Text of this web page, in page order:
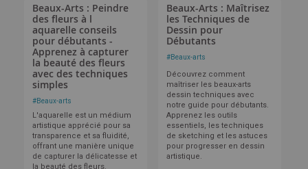
Beaux-Arts : Peindre
des fleurs à l
aquarelle conseils
pour débutants -
Apprenez à capturer
la beauté des fleurs
avec des techniques
simples
#Beaux-arts
L'aquarelle est un médium
artistique apprécié pour sa
transparence et sa fluidité,
offrant une manière unique
de capturer la délicatesse et
la beauté des fleurs.
Beaux-Arts : Maîtrisez
les Techniques de
Dessin pour
Débutants
#Beaux-arts
Découvrez comment
maîtriser les beaux-arts
dessin techniques avec
notre guide pour débutants.
Apprenez les outils
essentiels, les techniques
de sketching et les astuces
pour progresser en dessin
artistique.